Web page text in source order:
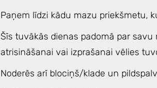
Paņem līdzi kādu mazu priekšmetu,
Šīs tuvākās dienas padomā par
atrisināšanai vai izprašanai vēlies
Noderēs arī blociņš/klade un